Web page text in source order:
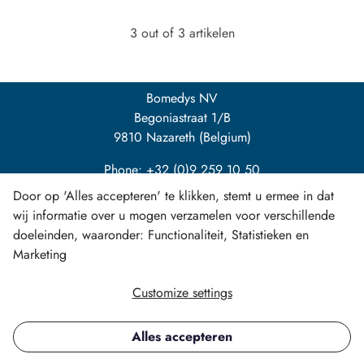
3 out of 3 artikelen
Bomedys NV
Begoniastraat 1/B
9810 Nazareth (Belgium)
Phone: +32 (0)9 259 10 50
info@bomedys.be
Door op 'Alles accepteren' te klikken, stemt u ermee in dat
wij informatie over u mogen verzamelen voor verschillende
doeleinden, waaronder: Functionaliteit, Statistieken en
Marketing
Customize settings
Alles accepteren